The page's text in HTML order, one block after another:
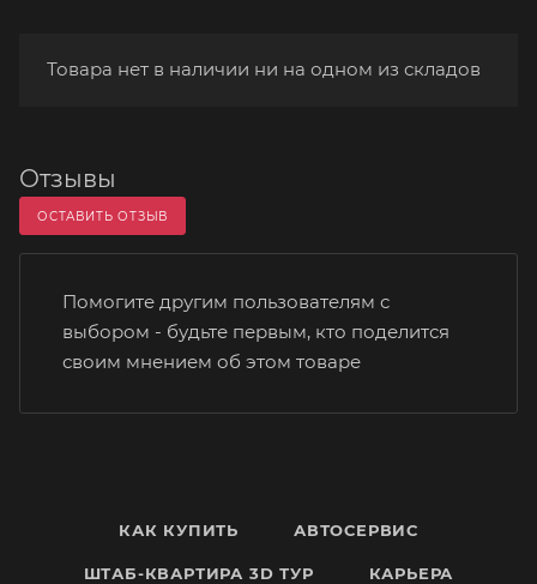
Товара нет в наличии ни на одном из складов
Отзывы
ОСТАВИТЬ ОТЗЫВ
Помогите другим пользователям с
выбором - будьте первым, кто поделится
своим мнением об этом товаре
КАК КУПИТЬ АВТОСЕРВИС
ШТАБ-КВАРТИРА 3D ТУР КАРЬЕРА